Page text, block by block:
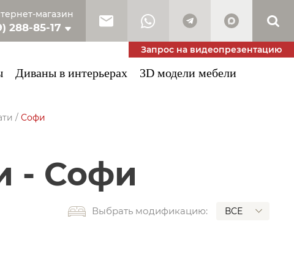
магазин
288-85-17
410-53-34
Запрос на видеопрезентацию
Диваны в интерьерах 3D модели мебели
/ Софи
- Софи
Выбрать модификацию: ВСЕ